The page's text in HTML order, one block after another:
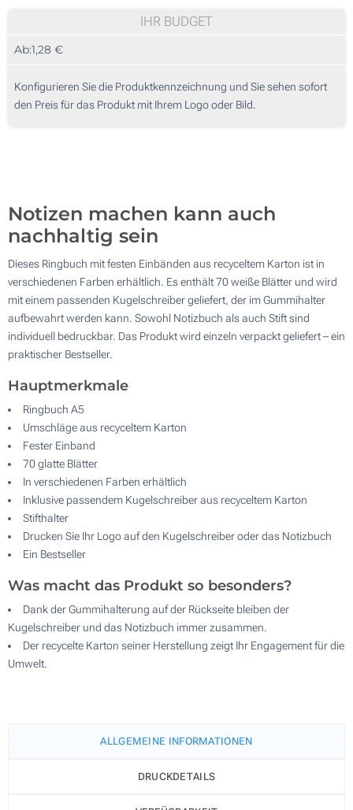
3 Farbig (Auf einer Seite)
1 Farbig (Auf dem Kugelschreiber)
140
350
700
IHR BUDGET
Ab:1,28 €
Konfigurieren Sie die Produktkennzeichnung und Sie sehen sofort
den Preis für das Produkt mit Ihrem Logo oder Bild.
Notizen machen kann auch
nachhaltig sein
Dieses Ringbuch mit festen Einbänden aus recyceltem Karton ist in
verschiedenen Farben erhältlich. Es enthält 70 weiße Blätter und wird
mit einem passenden Kugelschreiber geliefert, der im Gummihalter
aufbewahrt werden kann. Sowohl Notizbuch als auch Stift sind
individuell bedruckbar. Das Produkt wird einzeln verpackt geliefert – ein
praktischer Bestseller.
Hauptmerkmale
Ringbuch A5
Umschläge aus recyceltem Karton
Fester Einband
70 glatte Blätter
In verschiedenen Farben erhältlich
Inklusive passendem Kugelschreiber aus recyceltem Karton
Stifthalter
Drucken Sie Ihr Logo auf den Kugelschreiber oder das Notizbuch
Ein Bestseller
Was macht das Produkt so besonders?
Dank der Gummihalterung auf der Rückseite bleiben der
Kugelschreiber und das Notizbuch immer zusammen.
Der recycelte Karton seiner Herstellung zeigt Ihr Engagement für die
Umwelt.
ALLGEMEINE INFORMATIONEN
DRUCKDETAILS